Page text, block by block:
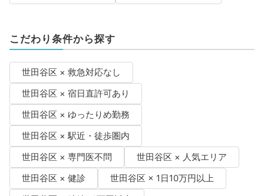
こだわり条件から探す
世田谷区 × 救急対応なし
世田谷区 × 宿日直許可あり
世田谷区 × ゆったりめ勤務
世田谷区 × 駅近・徒歩圏内
世田谷区 × 専門医不問
世田谷区 × 人気エリア
世田谷区 × 健診
世田谷区 × 1日10万円以上